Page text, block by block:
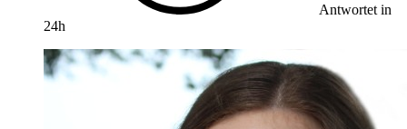
Antwortet in
24h